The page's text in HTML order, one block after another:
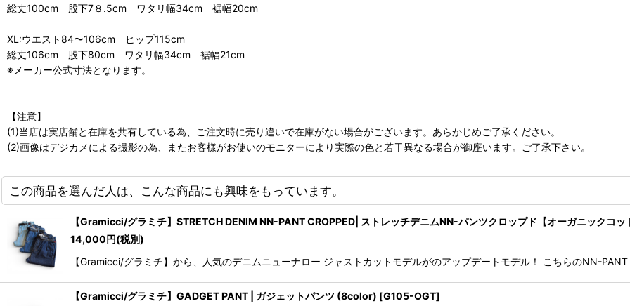
総丈100cm 股下7８.5cm ワタリ幅34cm 裾幅20cm
XL:ウエスト84〜106cm ヒップ115cm
総丈106cm 股下80cm ワタリ幅34cm 裾幅21cm
※メーカー公式寸法となります。
【注意】
(1)当店は実店舗と在庫を共有している為、ご注文時に売り違いで在庫がない場合がございます。あらかじめご了承ください。
(2)画像はデジカメによる撮影の為、またお客様がお使いのモニターにより実際の色と若干異なる場合が御座います。ご了承下さい。
この商品を選んだ人は、こんな商品にも興味をもっています。
【Gramicci/グラミチ】STRETCH DENIM NN-PANT CROPPED| ストレッチデニムNN-パンツクロップド【オーガニックコッ
14,000円(税別)
【Gramicci/グラミチ】から、人気のデニムニューナロー ジャストカットモデルがのアップデートモデル！ こちらのNN-
【Gramicci/グラミチ】GADGET PANT | ガジェットパンツ (8color) [G105-OGT]